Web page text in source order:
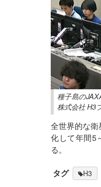
種子島の
株式会社 H3
全世界的な
化して年間5
る。
タグ H3